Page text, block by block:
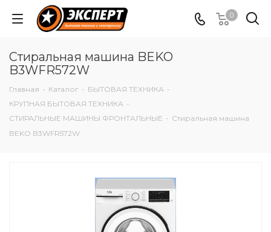
0
Стиральная машина BEKO
B3WFR572W
Главная - Каталог - БЫТОВАЯ ТЕХНИКА -
КРУПНАЯ БЫТОВАЯ ТЕХНИКА -
СТИРАЛЬНЫЕ МАШИНЫ ФРОНТАЛЬНЫЕ - Стиральная машина
BEKO B3WFR572W